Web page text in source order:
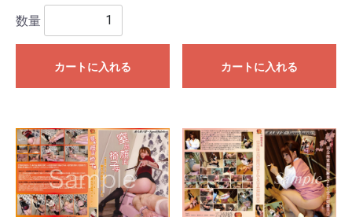
数量
カートに入れる カートに入れる